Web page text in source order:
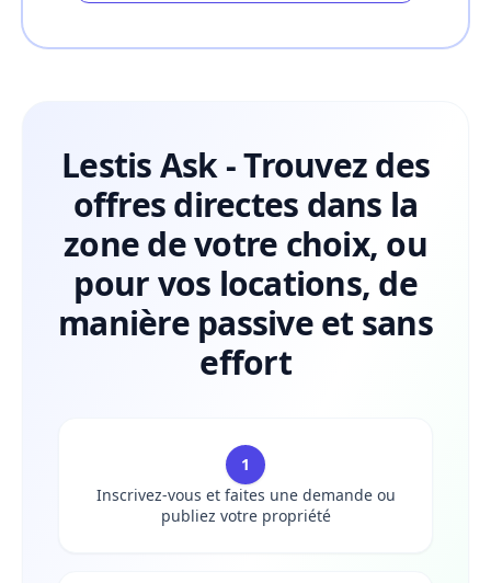
Lestis Ask - Trouvez des
offres directes dans la
zone de votre choix, ou
pour vos locations, de
manière passive et sans
effort
1
Inscrivez-vous et faites une demande ou
publiez votre propriété